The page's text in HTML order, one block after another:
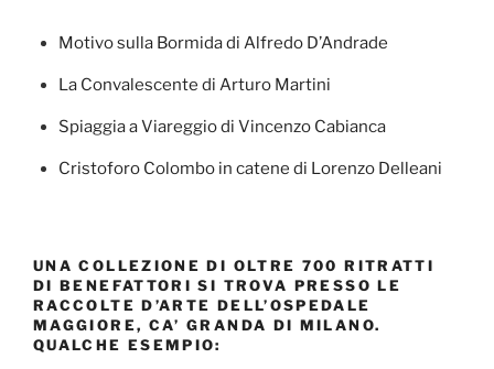
Motivo sulla Bormida di Alfredo D’Andrade
La Convalescente di Arturo Martini
Spiaggia a Viareggio di Vincenzo Cabianca
Cristoforo Colombo in catene di Lorenzo Delleani
UNA COLLEZIONE DI OLTRE 700 RITRATTI
DI BENEFATTORI SI TROVA PRESSO LE
RACCOLTE D’ARTE DELL’OSPEDALE
MAGGIORE, CA’ GRANDA DI MILANO.
QUALCHE ESEMPIO: